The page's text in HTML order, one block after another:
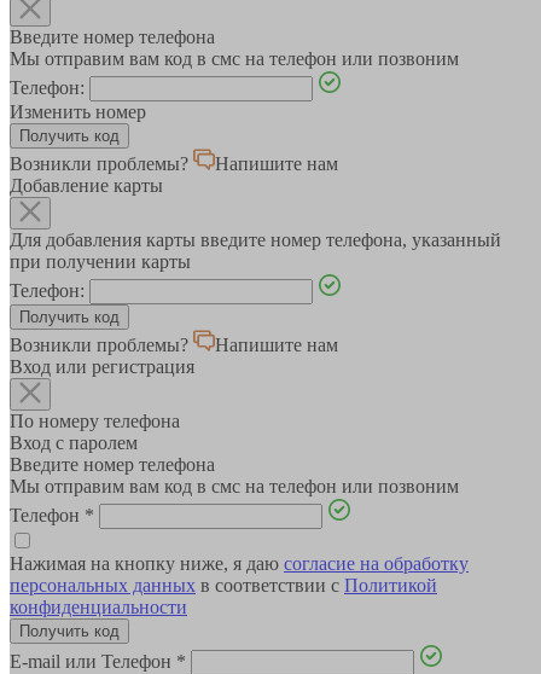
Введите номер телефона
Мы отправим вам код в смс на телефон или позвоним
Телефон:
Изменить номер
Возникли проблемы?
Напишите нам
Добавление карты
Для добавления карты введите номер телефона, указанный
при получении карты
Телефон:
Возникли проблемы?
Напишите нам
Вход или регистрация
По номеру телефона
Вход с паролем
Введите номер телефона
Мы отправим вам код в смс на телефон или позвоним
Телефон *
Нажимая на кнопку ниже, я даю согласие на обработку
персональных данных в соответствии с Политикой
конфиденциальности
E-mail или Телефон *